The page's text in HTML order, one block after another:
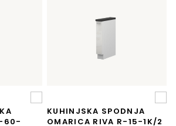
60-
KUHINJSKA SPODNJA
OMARICA RIVA R-15-1K/2